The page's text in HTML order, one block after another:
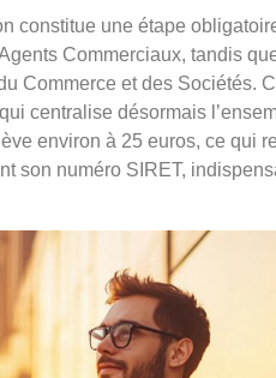
constitue une étape
Commerciaux, tandis
Commerce et des Sociétés.
centralise désormais
environ à 25 euros, ce qui
son numéro SIRET,